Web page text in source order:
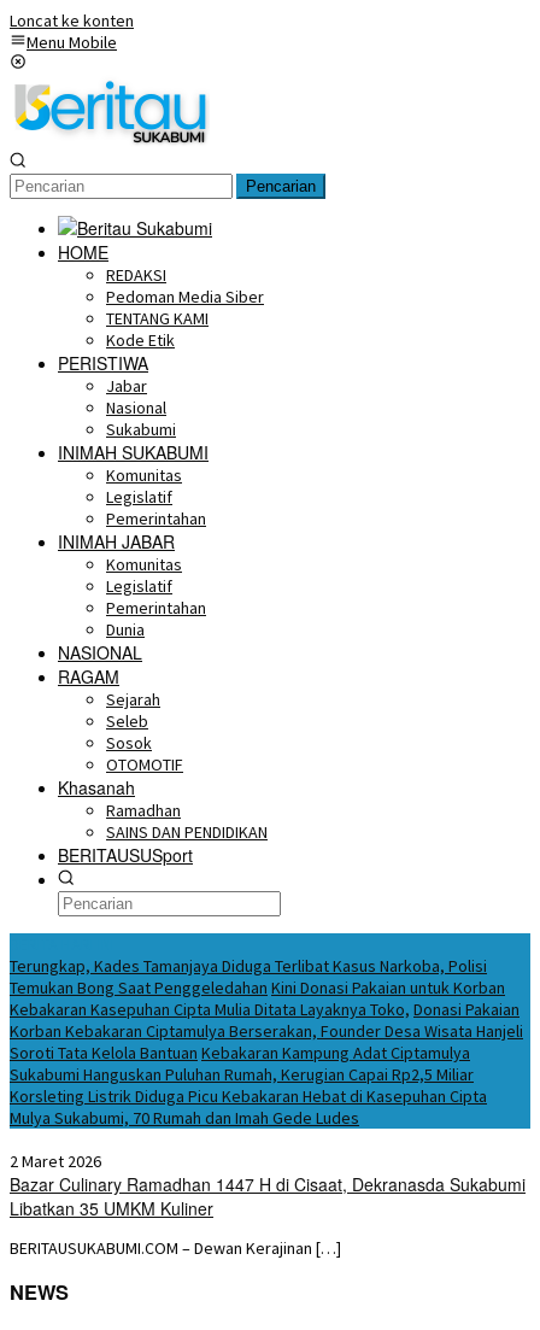
Loncat ke konten
Menu Mobile
Pencarian
HOME
REDAKSI
Pedoman Media Siber
TENTANG KAMI
Kode Etik
PERISTIWA
Jabar
Nasional
Sukabumi
INIMAH SUKABUMI
Komunitas
Legislatif
Pemerintahan
INIMAH JABAR
Komunitas
Legislatif
Pemerintahan
Dunia
NASIONAL
RAGAM
Sejarah
Seleb
Sosok
OTOMOTIF
Khasanah
Ramadhan
SAINS DAN PENDIDIKAN
BERITAUSUSport
Terungkap, Kades Tamanjaya Diduga Terlibat Kasus Narkoba, Polisi
Temukan Bong Saat Penggeledahan Kini Donasi Pakaian untuk Korban
Kebakaran Kasepuhan Cipta Mulia Ditata Layaknya Toko, Donasi Pakaian
Korban Kebakaran Ciptamulya Berserakan, Founder Desa Wisata Hanjeli
Soroti Tata Kelola Bantuan Kebakaran Kampung Adat Ciptamulya
Sukabumi Hanguskan Puluhan Rumah, Kerugian Capai Rp2,5 Miliar
Korsleting Listrik Diduga Picu Kebakaran Hebat di Kasepuhan Cipta
Mulya Sukabumi, 70 Rumah dan Imah Gede Ludes
2 Maret 2026
Bazar Culinary Ramadhan 1447 H di Cisaat, Dekranasda Sukabumi
Libatkan 35 UMKM Kuliner
BERITAUSUKABUMI.COM – Dewan Kerajinan […]
NEWS